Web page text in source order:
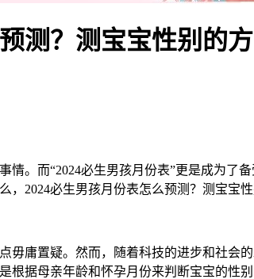
测？测宝宝性别的方
。而“2024必生男孩月份表”更是成为了
2024必生男孩月份表怎么预测？测宝宝性
庸置疑。然而，随着科技的进步和社会
根据母亲年龄和怀孕月份来判断宝宝的性